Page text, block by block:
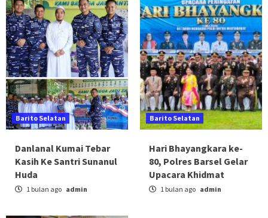
Barito Selatan
Danlanal Kumai Tebar
Kasih Ke Santri Sunanul
Huda
1 bulan ago admin
Barito Selatan
Hari Bhayangkara ke-
80, Polres Barsel Gelar
Upacara Khidmat
1 bulan ago admin